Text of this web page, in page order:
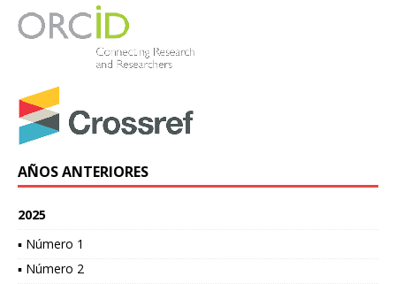
AÑOS ANTERIORES
2025
▪ Número 1
▪ Número 2